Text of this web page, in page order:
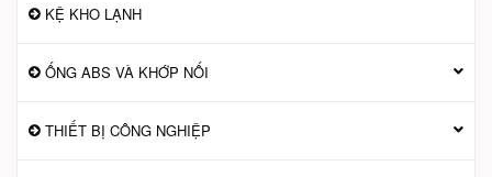
KỆ KHO LẠNH
ỐNG ABS VÀ KHỚP NỐI
THIẾT BỊ CÔNG NGHIỆP